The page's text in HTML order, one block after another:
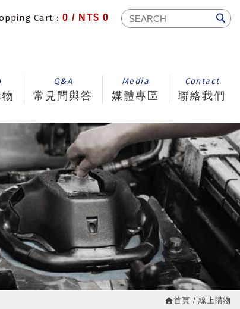
Cart : 0 / NT$ 0
Q&A
常見問與答
Media
媒體專區
Contact
聯絡我們
首頁 線上購物